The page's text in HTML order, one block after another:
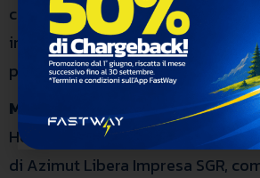
che registra in questo momento
immatricolazioni di veicoli
paesi europei”.
Massimo Dominici
, Vice
Head of Investment Management
di Azimut Libera Impresa SGR,